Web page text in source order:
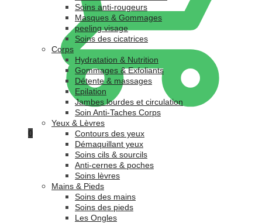
0
Soins anti-rougeurs
Masques & Gommages
peeling visage
Soins des cicatrices
Corps
Hydratation & Nutrition
Gommages & Exfoliants
Détente & massages
Epilation
Jambes lourdes et circulation
Soin Anti-Taches Corps
Yeux & Lèvres
Contours des yeux
Démaquillant yeux
Soins cils & sourcils
Anti-cernes & poches
Soins lèvres
Mains & Pieds
Soins des mains
Soins des pieds
Les Ongles